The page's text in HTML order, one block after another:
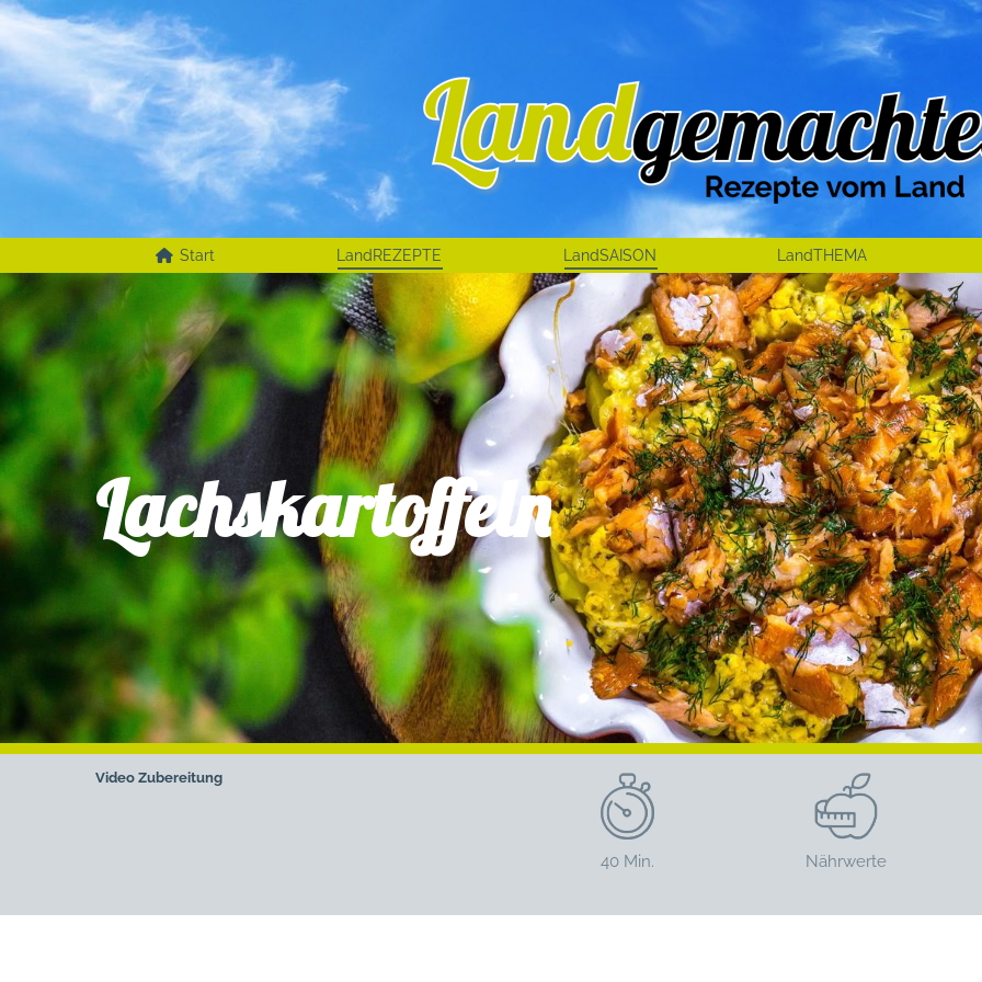
Start LandREZEPTE LandSAISON LandTHEMA
Lachskartoffeln
Video Zubereitung
40 Min. Nährwerte